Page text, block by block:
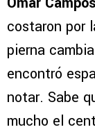
costaron por
pierna
encontró
notar. Sabe
mucho el